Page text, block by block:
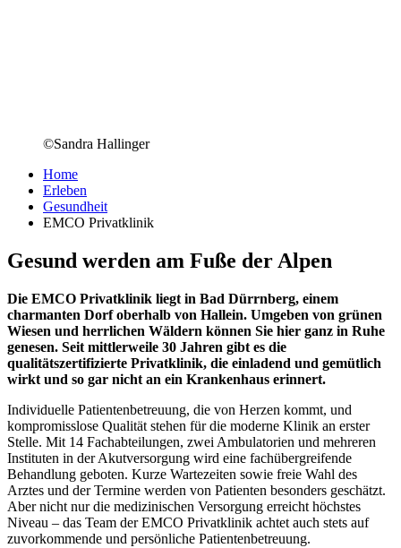
©Sandra Hallinger
Home
Erleben
Gesundheit
EMCO Privatklinik
Gesund werden am Fuße der Alpen
Die EMCO Privatklinik liegt in Bad Dürrnberg, einem
charmanten Dorf oberhalb von Hallein. Umgeben von grünen
Wiesen und herrlichen Wäldern können Sie hier ganz in Ruhe
genesen. Seit mittlerweile 30 Jahren gibt es die
qualitätszertifizierte Privatklinik, die einladend und gemütlich
wirkt und so gar nicht an ein Krankenhaus erinnert.
Individuelle Patientenbetreuung, die von Herzen kommt, und
kompromisslose Qualität stehen für die moderne Klinik an erster
Stelle. Mit 14 Fachabteilungen, zwei Ambulatorien und mehreren
Instituten in der Akutversorgung wird eine fachübergreifende
Behandlung geboten. Kurze Wartezeiten sowie freie Wahl des
Arztes und der Termine werden von Patienten besonders geschätzt.
Aber nicht nur die medizinischen Versorgung erreicht höchstes
Niveau – das Team der EMCO Privatklinik achtet auch stets auf
zuvorkommende und persönliche Patientenbetreuung.